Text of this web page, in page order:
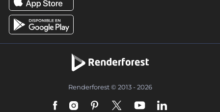
Renderforest © 2013 - 2026